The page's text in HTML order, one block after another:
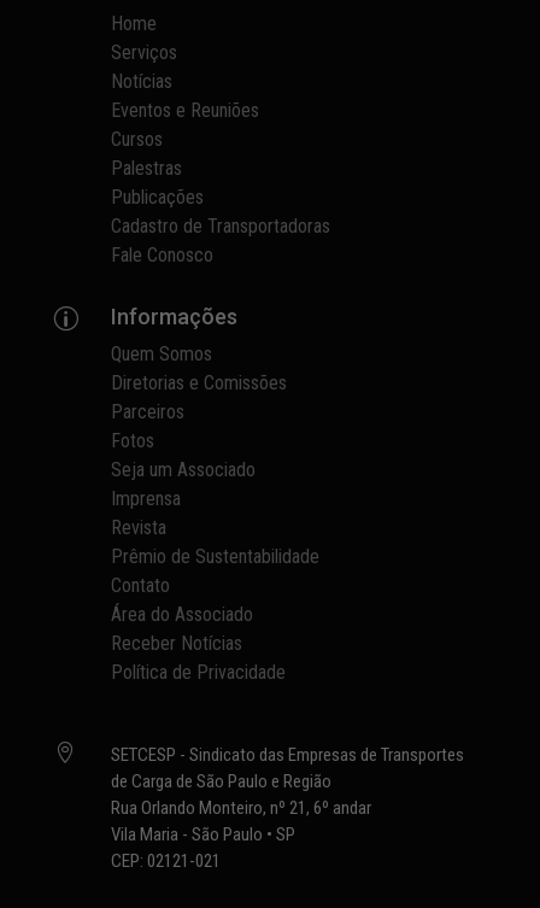
Home
Serviços
Notícias
Eventos e Reuniões
Cursos
Palestras
Publicações
Cadastro de Transportadoras
Fale Conosco
p Informações
Quem Somos
Diretorias e Comissões
Parceiros
Fotos
Seja um Associado
Imprensa
Revista
Prêmio de Sustentabilidade
Contato
Área do Associado
Receber Notícias
Política de Privacidade

SETCESP - Sindicato das Empresas de Transportes
de Carga de São Paulo e Região
Rua Orlando Monteiro, nº 21, 6º andar
Vila Maria - São Paulo • SP
CEP: 02121-021